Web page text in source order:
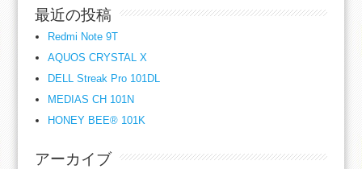
最近の投稿
Redmi Note 9T
AQUOS CRYSTAL X
DELL Streak Pro 101DL
MEDIAS CH 101N
HONEY BEE® 101K
アーカイブ